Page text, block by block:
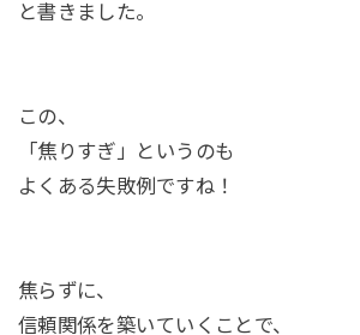
と書きました。
この、
「焦りすぎ」というのも
よくある失敗例ですね！
焦らずに、
信頼関係を築いていくことで、